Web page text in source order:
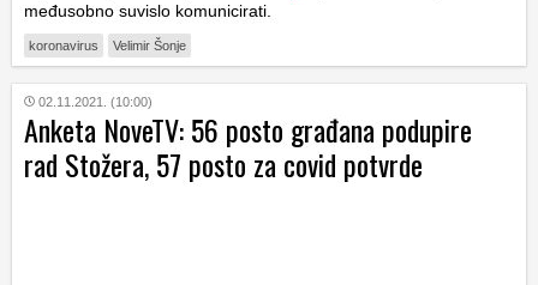
međusobno suvislo komunicirati.
koronavirus Velimir Šonje
02.11.2021. (10:00)
Anketa NoveTV: 56 posto građana podupire
rad Stožera, 57 posto za covid potvrde